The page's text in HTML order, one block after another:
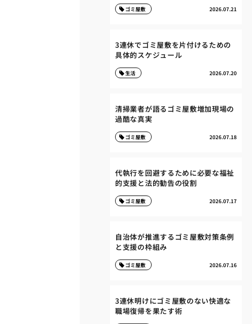
2026.07.21
ゴミ屋敷
3連休でゴミ屋敷を片付けるための
具体的スケジュール
2026.07.20
生活
清掃業者が語るゴミ屋敷増加現場の
過酷な真実
2026.07.18
ゴミ屋敷
代執行を回避するために必要な福祉
的支援と法的勧告の役割
2026.07.17
ゴミ屋敷
自治体が推進するゴミ屋敷対策条例
と支援の枠組み
2026.07.16
ゴミ屋敷
3連休明けにゴミ屋敷のない快適な
職場復帰を果たす術